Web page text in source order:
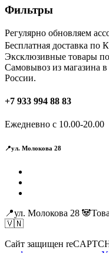
Фильтры
Регулярно обновляем
Бесплатная доставка по
Эксклюзивные товары
Самовывоз из магазина в
России.
+7 933 994 88 83
Ежедневно с 10.00-20.00
📍ул. Молокова 28
📍ул. Молокова 28
🇻🇳
Сайт защищен